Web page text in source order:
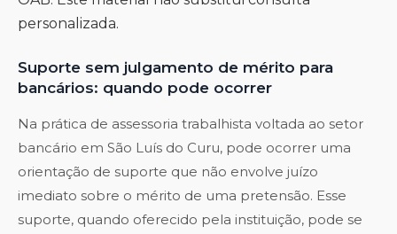
personalizada.
Suporte sem julgamento de mérito para
bancários: quando pode ocorrer
Na prática de assessoria trabalhista voltada ao setor
bancário em São Luís do Curu, pode ocorrer uma
orientação de suporte que não envolve juízo
imediato sobre o mérito de uma pretensão. Esse
suporte, quando oferecido pela instituição, pode se